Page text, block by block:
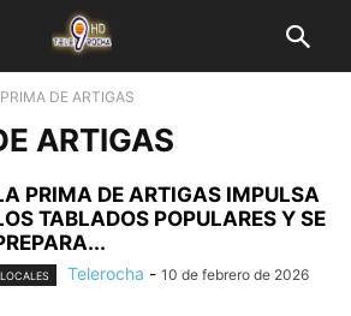
DE ARTIGAS
ARTIGAS
PRIMA DE ARTIGAS IMPULSA
TABLADOS POPULARES Y SE
LOCALES Telerocha - 10 de febrero de 2026